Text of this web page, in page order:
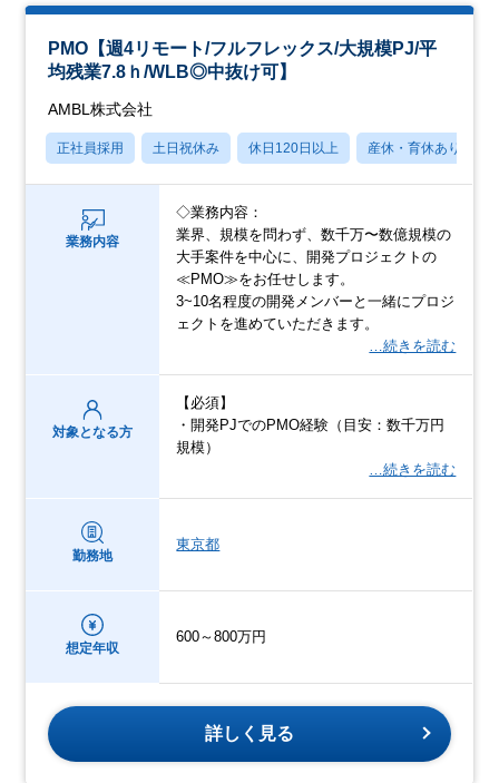
PMO【週4リモート/フルフレックス/大規模PJ/平
均残業7.8ｈ/WLB◎中抜け可】
AMBL株式会社
正社員採用 土日祝休み 休日120日以上 産休・育休あり
業務内容
◇業務内容：
業界、規模を問わず、数千万〜数億規模の
大手案件を中心に、開発プロジェクトの
≪PMO≫をお任せします。
3~10名程度の開発メンバーと一緒にプロジ
ェクトを進めていただきます。
…続きを読む
対象となる方
【必須】
・開発PJでのPMO経験（目安：数千万円
規模）
…続きを読む
勤務地
東京都
想定年収
600～800万円
詳しく見る